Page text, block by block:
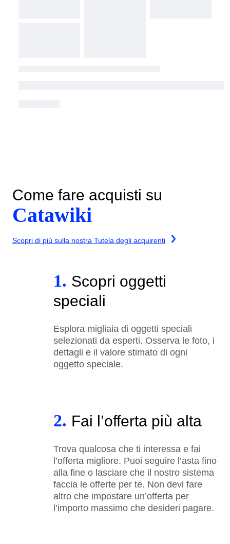
Come fare acquisti su
Catawiki
Scopri di più sulla nostra Tutela degli acquirenti
1. Scopri oggetti
speciali
Esplora migliaia di oggetti speciali
selezionati da esperti. Osserva le foto, i
dettagli e il valore stimato di ogni
oggetto speciale.
2. Fai l’offerta più alta
Trova qualcosa che ti interessa e fai
l’offerta migliore. Puoi seguire l’asta fino
alla fine o lasciare che il nostro sistema
faccia le offerte per te. Non devi fare
altro che impostare un’offerta per
l’importo massimo che desideri pagare.